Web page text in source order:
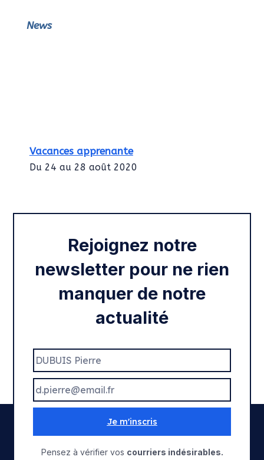
News
Vacances apprenante
Du 24 au 28 août 2020
Rentrée 2020
Rejoignez notre
newsletter pour ne rien
manquer de notre
actualité
Je m'inscris
Pensez à vérifier vos courriers indésirables.